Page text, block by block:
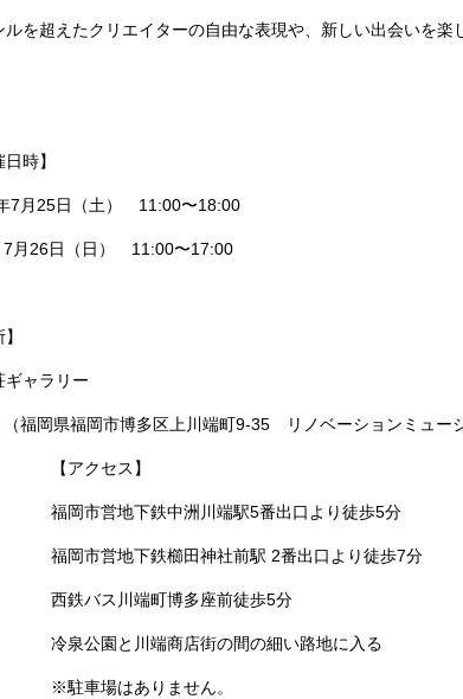
ルを超えたクリエイターの自由な表現や、新しい出会いを楽
日時】
7月25日（土） 11:00〜18:00
7月26日（日） 11:00〜17:00
ギャラリー
（福岡県福岡市博多区上川端町9-35 リノベーションミュー
【アクセス】
福岡市営地下鉄中洲川端駅5番出口より徒歩5分
福岡市営地下鉄櫛田神社前駅 2番出口より徒歩7分
西鉄バス川端町博多座前徒歩5分
冷泉公園と川端商店街の間の細い路地に入る
※駐車場はありません。